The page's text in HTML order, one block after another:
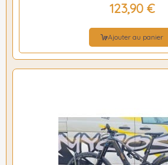
123,90 €
Ajouter au panier